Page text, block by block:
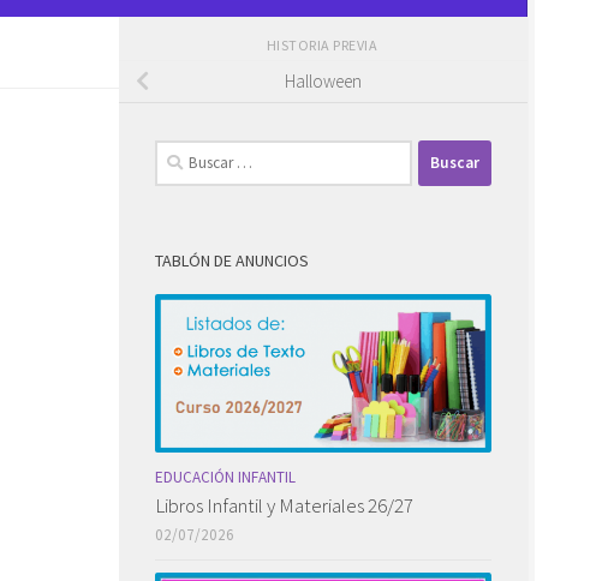
HISTORIA PREVIA
Halloween
Buscar:
TABLÓN DE ANUNCIOS
EDUCACIÓN INFANTIL
Libros Infantil y Materiales 26/27
02/07/2026